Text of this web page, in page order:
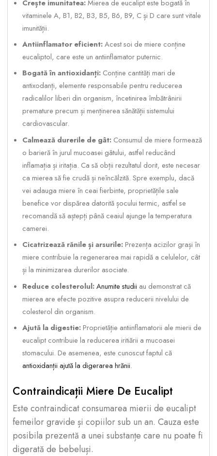
Crește imunitatea:Mierea de eucalipt este bogată în
vitaminele A, B1, B2, B3, B5, B6, B9, C și D care sunt vitale
imunității.
Antiinflamator eficient:Acest soi de miere conține
eucaliptol, care este un antiinflamator puternic.
Bogată în antioxidanți: Conține cantități mari de
antixodanți, elemente responsabile pentru reducerea
radicalilor liberi din organism, încetinirea îmbătrânirii
premature precum și menținerea sănătății sistemului
cardiovascular.
Calmează durerile de gât: Consumul de miere formează
o barieră în jurul mucoasei gâtului, astfel reducând
inflamația și iritația. Ca să obții rezultatul dorit, este necesar
ca mierea să fie crudă și neîncălzită. Spre exemplu, dacă
vei adauga miere în ceai fierbinte, proprietățile sale
benefice vor dispărea datorită șocului termic, astfel se
recomandă să aștepți până ceaiul ajunge la temperatura
camerei.
Cicatrizează rănile și arsurile:Prezența acizilor grași în
miere contribuie la regenerarea mai rapidă a celulelor, cât
și la minimizarea durerilor asociate.
Reduce colesterolul:Anumite studii au demonstrat că
mierea are efecte pozitive asupra reducerii nivelului de
colesterol din organism.
Ajută la digestie:Proprietăție antiinflamatorii ale mierii de
eucalipt contribuie la reducerea iritiării a mucoasei
stomacului. De asemenea, este cunoscut faptul că
antioxidanții ajută la digerarea hrănii.
Contraindicații Miere De Eucalipt
Este contraindicat consumarea mierii de eucalipt
femeilor gravide și copiilor sub un an. Cauza este
posibila prezentă a unei substanțe care nu poate fi
digerată de bebeluși.